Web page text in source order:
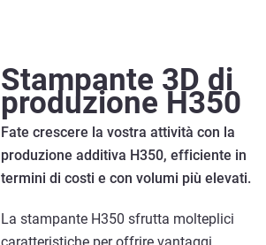
Stampante 3D di
produzione H350
Fate crescere la vostra attività con la
produzione additiva H350, efficiente in
termini di costi e con volumi più elevati.
La stampante H350 sfrutta molteplici